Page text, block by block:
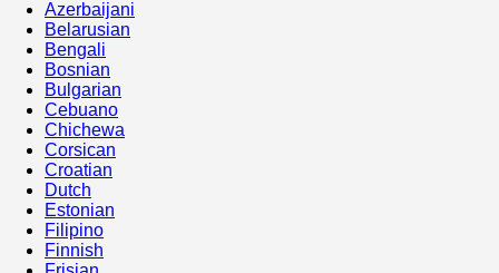
Azerbaijani
Belarusian
Bengali
Bosnian
Bulgarian
Cebuano
Chichewa
Corsican
Croatian
Dutch
Estonian
Filipino
Finnish